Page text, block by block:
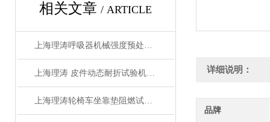
相关文章 / ARTICLE
上海理涛呼吸器机械强度预处理试验机：准确可靠
上海理涛 皮件动态耐折试验机 准确可靠
上海理涛轮椅车坐靠垫阻燃试验机：信赖之选
详细说明：
品牌